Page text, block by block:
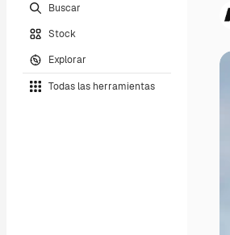
Buscar
Stock
Explorar
Todas las herramientas